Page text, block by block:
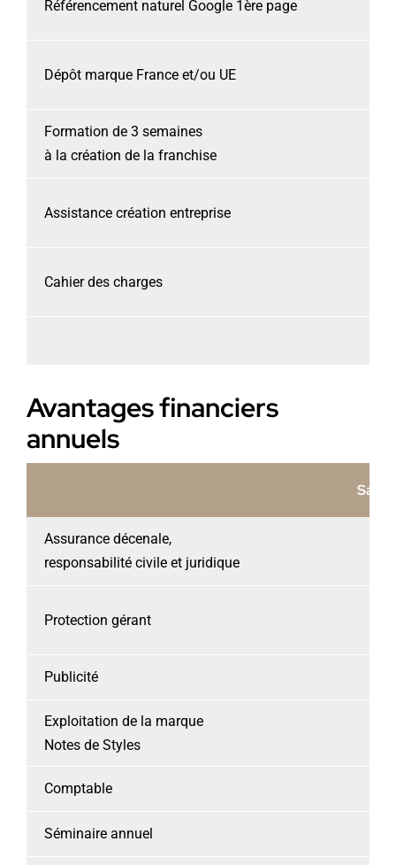
Référencement naturel Google 1ère page
Dépôt marque France et/ou UE
Formation de 3 semaines
à la création de la franchise
Assistance création entreprise
Cahier des charges
Avantages financiers
annuels
Sans
Assurance décenale,
responsabilité civile et juridique
Protection gérant
Publicité
Exploitation de la marque
Notes de Styles
Comptable
Séminaire annuel